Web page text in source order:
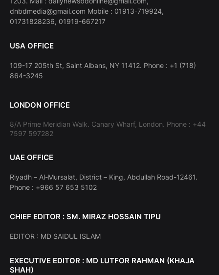
dnbdmedia@gmail.com Mobile : 01913-719924,
01731828236, 01919-667217
USA OFFICE
109-17 205th St, Saint Albans, NY 11412. Phone : +1 (718)
864-3245
LONDON OFFICE
8/A Prime Meridian Walk. Canary Wharf, London. Phone : +44
7597 597282
UAE OFFICE
Riyadh – Al-Mursalat, District – King, Abdullah Road-12461.
Phone : +966 57 653 5102
CHIEF EDITOR : SM. MIRAZ HOSSAIN TIPU
EDITOR : MD SAIDUL ISLAM
EXECUTIVE EDITOR : MD LUTFOR RAHMAN (KHAJA
SHAH)